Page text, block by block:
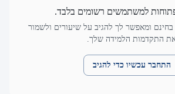
למשתמשים רשומים בלבד.
ומאפשר לך להגיב על שיעורים ולשמור
התקדמות הלמידה שלך.
התחבר עכשיו כדי להגיב